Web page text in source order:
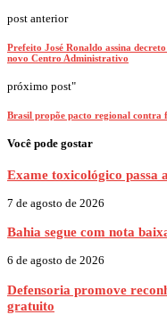
post anterior
Prefeito José Ronaldo assina
novo Centro Administrativo
próximo post"
Brasil propõe pacto regional contra
Você pode gostar
Exame toxicológico
7 de agosto de 2026
Bahia segue com nota
6 de agosto de 2026
Defensoria promove
gratuito